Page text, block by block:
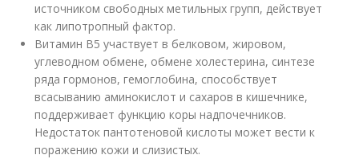
источником свободных метильных групп, действует
как липотропный фактор.
Витамин В5 участвует в белковом, жировом,
углеводном обмене, обмене холестерина, синтезе
ряда гормонов, гемоглобина, способствует
всасыванию аминокислот и сахаров в кишечнике,
поддерживает функцию коры надпочечников.
Недостаток пантотеновой кислоты может вести к
поражению кожи и слизистых.